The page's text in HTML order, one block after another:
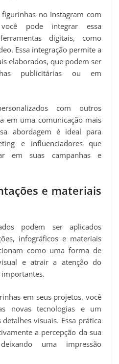
no Instagram com
pode integrar essa
digitais, como
Essa integração permite a
elaborados, que podem ser
publicitárias ou em
com outros
em uma comunicação mais
abordagem é ideal para
e influenciadores que
em suas campanhas e
e materiais
podem ser aplicados
infográficos e materiais
como uma forma de
e atrair a atenção do
em seus projetos, você
novas tecnologias e um
visuais. Essa prática
a percepção da sua
uma impressão